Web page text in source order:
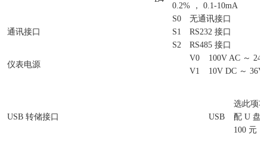
0.2% ， 0.1-10mA
通讯接口
S0
无通讯接口
S1
RS232 接口
S2
RS485 接口
仪表电源
V0
100V AC ～
V1
10V DC ～ 36V
USB 转储接口 USB
选此项
配 U 盘
100 元